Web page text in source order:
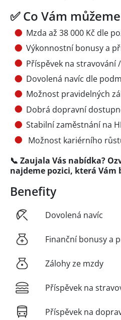
✅ Co Vám
Mzda až 38 000 Kč dle
Výkonnostní bonusy a
Příspěvek na stravování
Dovolená navíc dle
Možnost pravidelných
Dobrá dopravní
Stabilní zaměstnání na
Možnost kariérního
📞 Zaujala Vás nabídka?
najdeme pozici, která Vám
Benefity
Dovolená navíc
Finanční bonusy a
Zálohy ze mzdy
Příspěvek na
Příspěvek na